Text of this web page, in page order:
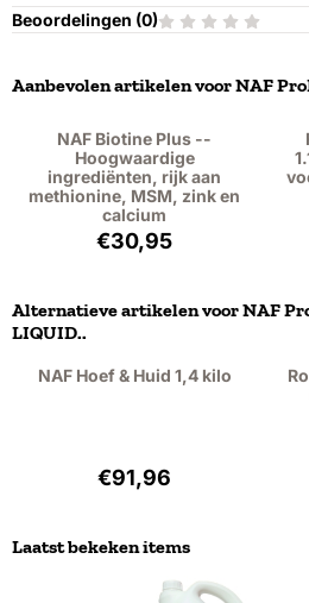
Beoordelingen (0)
Aanbevolen artikelen voorNAF
NAF Biotine Plus --
Hoogwaardige
ingrediënten, rijk aan
methionine, MSM, zink en
calcium
Prijs: 30,95, exclusief
€30,95
Alternatieve artikelen voorNAF
LIQUID..
NAF Hoef & Huid 1,4 kilo
Prijs: 91,96, exclusief
€91,96
Laatst bekeken items